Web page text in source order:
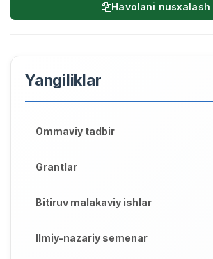
Havolani nusxalash
Yangiliklar
Ommaviy tadbir
Grantlar
Bitiruv malakaviy ishlar
Ilmiy-nazariy semenar